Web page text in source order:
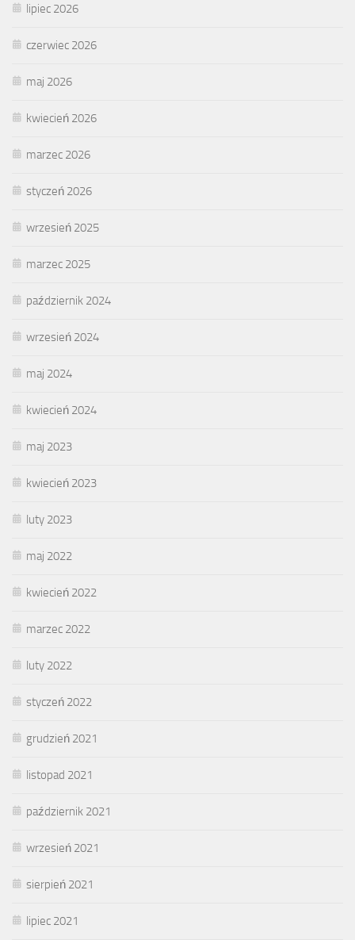
lipiec 2026
czerwiec 2026
maj 2026
kwiecień 2026
marzec 2026
styczeń 2026
wrzesień 2025
marzec 2025
październik 2024
wrzesień 2024
maj 2024
kwiecień 2024
maj 2023
kwiecień 2023
luty 2023
maj 2022
kwiecień 2022
marzec 2022
luty 2022
styczeń 2022
grudzień 2021
listopad 2021
październik 2021
wrzesień 2021
sierpień 2021
lipiec 2021